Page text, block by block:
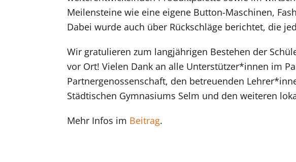
Meilensteine wie eine eigene Button-Maschinen,
Dabei wurde auch über Rückschläge berichtet, die
Wir gratulieren zum langjährigen Bestehen der
vor Ort! Vielen Dank an alle Unterstützer*innen im
Partnergenossenschaft, den betreuenden
Städtischen Gymnasiums Selm und den weiteren
Mehr Infos im Beitrag.